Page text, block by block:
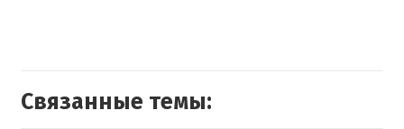
Связанные темы: